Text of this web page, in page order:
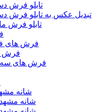
تابلو فرش
تبدیل عکس به تابلو فرش
تابلو فرش
فرش های
فرش
فرش های سه
700 شانه
1200 شانه مشهد